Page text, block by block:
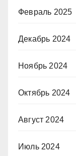
Февраль 2025
Декабрь 2024
Ноябрь 2024
Октябрь 2024
Август 2024
Июль 2024